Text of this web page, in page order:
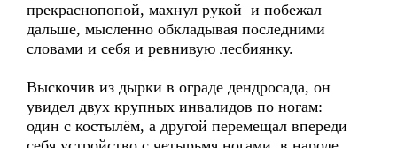
прекраснопопой, махнул рукой и побежал
дальше, мысленно обкладывая последними
словами и себя и ревнивую лесбиянку.
Выскочив из дырки в ограде дендросада, он
увидел двух крупных инвалидов по ногам:
один с костылём, а другой перемещал впереди